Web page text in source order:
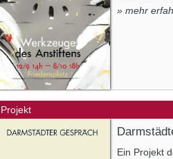
» mehr
Projekt
Ein Projekt